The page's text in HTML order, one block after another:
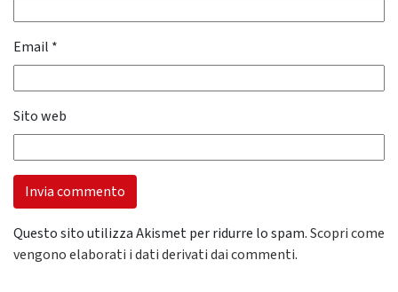
Email *
Sito web
Questo sito utilizza Akismet per ridurre lo spam.Scopri come
vengono elaborati i dati derivati dai commenti.